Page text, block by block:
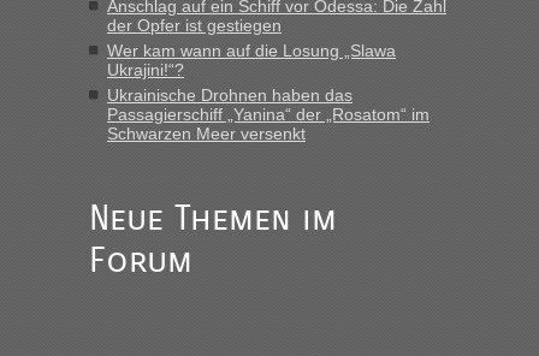
Recht, Visa und Dokumente • Re: Deklaration
gebrauchter Kleidung beim Zoll
„Vielen Dank, mit einem Briefchen meiner Frau im Gepäck
gab es keine Probleme“
fast 11 Milliarden aufgedeckt
„Am besten wäre natürlich, wenn die Frau mit dabei ist.
Alleinreisende Männer stehen schließlich immer unter
Anschlag auf ein Schiff vor Odessa: Die Zahl
der Opfer ist gestiegen
Wer kam wann auf die Losung „Slawa
Ukrajini!“?
Ukrainische Drohnen haben das
Passagierschiff „Yanina“ der „Rosatom“ im
Schwarzen Meer versenkt
Neue Themen im
Forum